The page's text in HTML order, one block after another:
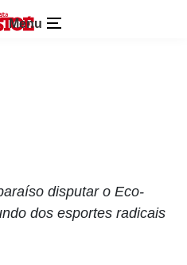
Menu
disputar o Eco-
dos esportes radicais